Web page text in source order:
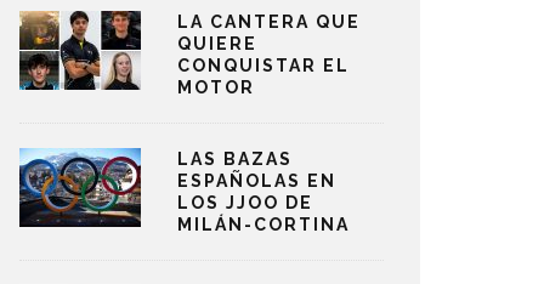
LA CANTERA QUE
QUIERE
CONQUISTAR EL
MOTOR
LAS BAZAS
ESPAÑOLAS EN
LOS JJOO DE
MILÁN-CORTINA